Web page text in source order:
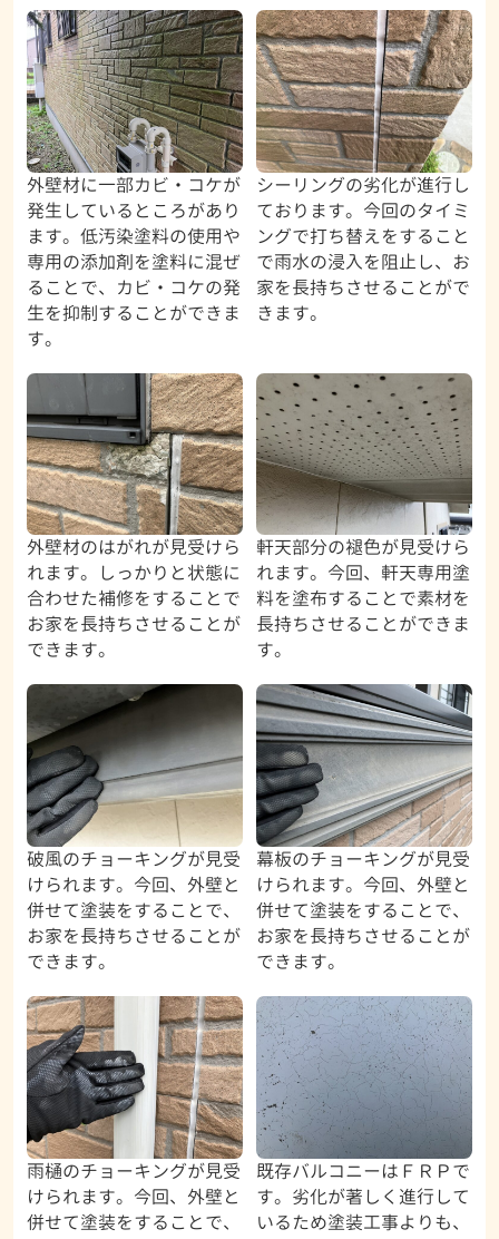
外壁材に一部カビ・コケが
発生しているところがあり
ます。低汚染塗料の使用や
専用の添加剤を塗料に混ぜ
ることで、カビ・コケの発
生を抑制することができま
す。
シーリングの劣化が進行し
ております。今回のタイミ
ングで打ち替えをすること
で雨水の浸入を阻止し、お
家を長持ちさせることがで
きます。
外壁材のはがれが見受けら
れます。しっかりと状態に
合わせた補修をすることで
お家を長持ちさせることが
できます。
軒天部分の褪色が見受けら
れます。今回、軒天専用塗
料を塗布することで素材を
長持ちさせることができま
す。
破風のチョーキングが見受
けられます。今回、外壁と
併せて塗装をすることで、
お家を長持ちさせることが
できます。
幕板のチョーキングが見受
けられます。今回、外壁と
併せて塗装をすることで、
お家を長持ちさせることが
できます。
雨樋のチョーキングが見受
けられます。今回、外壁と
併せて塗装をすることで、
既存バルコニーはＦＲＰで
す。劣化が著しく進行して
いるため塗装工事よりも、